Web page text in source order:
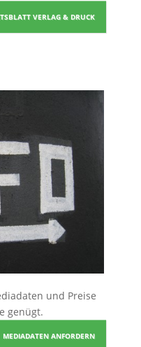
VERLAG & DRUCK
und Preise
genügt.
MEDIADATEN ANFORDERN